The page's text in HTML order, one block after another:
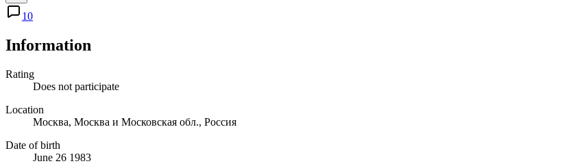
10
Information
Rating
Does not participate
Location
Москва, Москва и Московская обл., Россия
Date of birth
June 26 1983